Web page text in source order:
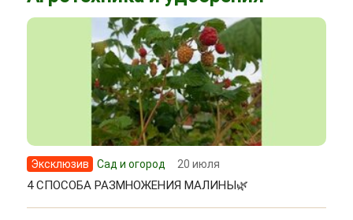
Эксклюзив Сад и огород 20 июля
4 СПОСОБА РАЗМНОЖЕНИЯ МАЛИНЫ🌿